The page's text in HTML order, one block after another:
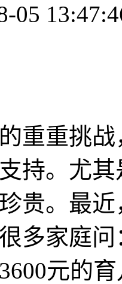
05
重挑战
持。尤
贵。最
多家庭
元的